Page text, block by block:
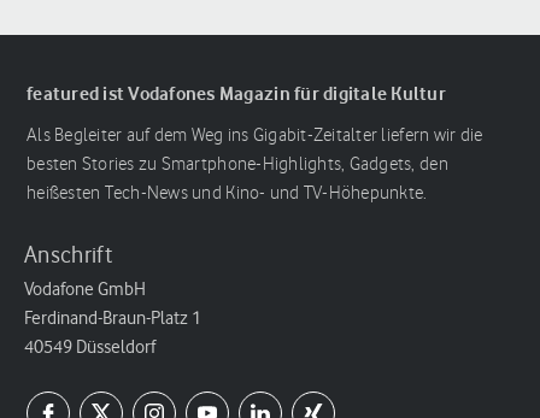
featured ist Vodafones Magazin für digitale Kultur
Als Begleiter auf dem Weg ins Gigabit-Zeitalter liefern wir die
besten Stories zu Smartphone-Highlights, Gadgets, den
heißesten Tech-News und Kino- und TV-Höhepunkte.
Anschrift
Vodafone GmbH
Ferdinand-Braun-Platz 1
40549 Düsseldorf